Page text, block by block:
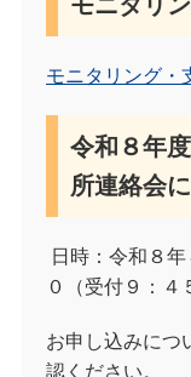
モニタリング・
令和８年
所連絡会
日時：令和８年
０（受付９：４
お申し込みにつ
認ください。